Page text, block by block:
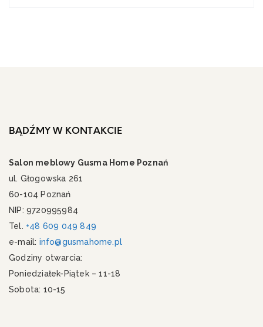
BĄDŹMY W KONTAKCIE
Salon meblowy Gusma Home Poznań
ul. Głogowska 261
60-104 Poznań
NIP: 9720995984
Tel. +48 609 049 849
e-mail: info@gusmahome.pl
Godziny otwarcia:
Poniedziałek-Piątek – 11-18
Sobota: 10-15